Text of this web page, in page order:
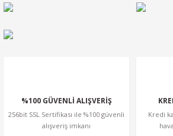
Ürün açıklamasında eksik bilgiler
%100 GÜVENLİ ALIŞVERİŞ
256bit SSL Sertifikası ile %100 güvenli
alışveriş imkanı
Kredi